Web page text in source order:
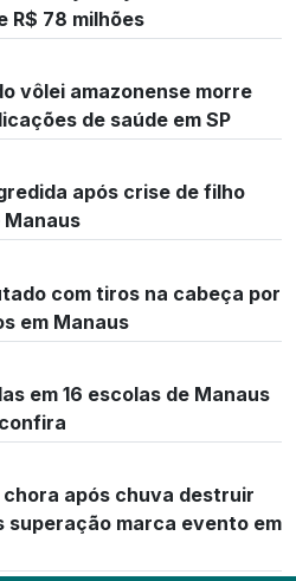
R$ 78 milhões
vôlei amazonense morre
de saúde em SP
após crise de filho
com tiros na cabeça por
em Manaus
em 16 escolas de Manaus
chora após chuva destruir
marca evento em